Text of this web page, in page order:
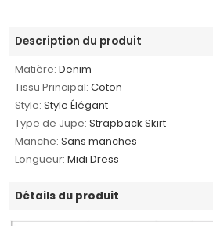
Description du produit
Matière: Denim
Tissu Principal: Coton
Style: Style Élégant
Type de Jupe: Strapback Skirt
Manche: Sans manches
Longueur: Midi Dress
Détails du produit